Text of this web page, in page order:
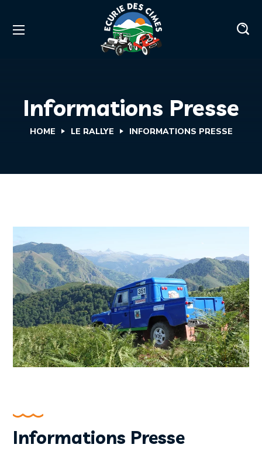
Informations Presse
HOME LE RALLYE INFORMATIONS PRESSE
Informations Presse